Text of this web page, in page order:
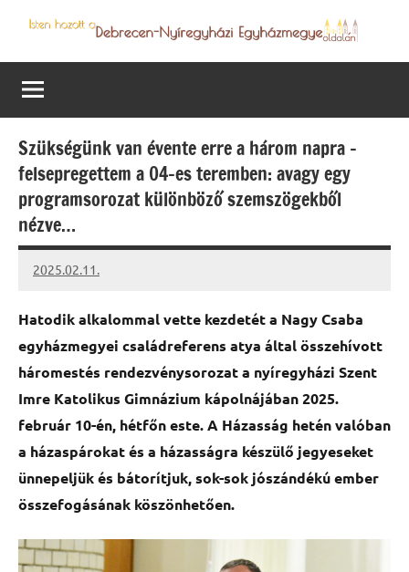
content
Debrecen-
Nyíregyházi
Egyházmegye
programjai
Szükségünk van évente erre a három napra –
felsepregettem a 04-es teremben: avagy egy
programsorozat különböző szemszögekből
nézve…
2025.02.11.
Leiszt
Hatodik alkalommal vette kezdetét a Nagy Csaba
egyházmegyei családreferens atya által összehívott
háromestés rendezvénysorozat a nyíregyházi Szent
Imre Katolikus Gimnázium kápolnájában 2025.
február 10-én, hétfőn este. A Házasság hetén valóban
a házaspárokat és a házasságra készülő jegyeseket
ünnepeljük és bátorítjuk, sok-sok jószándékú ember
összefogásának köszönhetően.